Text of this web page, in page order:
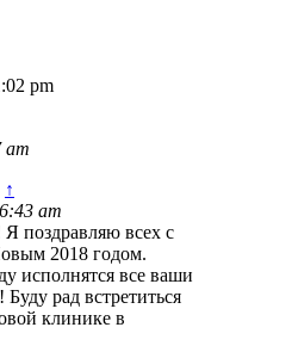
pm
am
↑
am
Я поздравляю всех с
2018 годом.
исполнятся все ваши
рад встретиться
клинике в